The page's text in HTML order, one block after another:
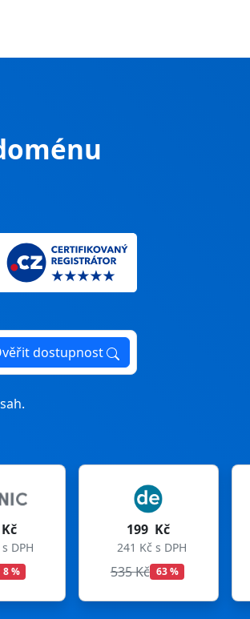
dostupnost
DPH
63 %
199 Kč
241 Kč s DPH
699 Kč 72 %